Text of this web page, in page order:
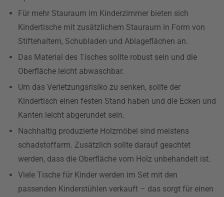
Für mehr Stauraum im Kinderzimmer bieten sich
Kindertische mit zusätzlichem Stauraum in Form von
Stiftehaltern, Schubladen und Ablageflächen an.
Das Material des Tisches sollte robust sein und die
Oberfläche leicht abwaschbar.
Um das Verletzungsrisiko zu senken, sollte der
Kindertisch einen festen Stand haben und die Ecken und
Kanten leicht abgerundet sein.
Nachhaltig produzierte Holzmöbel sind meistens
schadstoffarm. Zusätzlich sollte darauf geachtet
werden, dass die Oberfläche vom Holz unbehandelt ist.
Viele Tische für Kinder werden im Set mit den
passenden Kinderstühlen verkauft – das sorgt für einen